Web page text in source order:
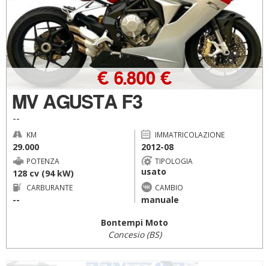
MV AGUSTA F3
--
€ 6.800 €
KM
29.000
IMMATRICOLAZIONE
2012-08
POTENZA
128 cv (94 kW)
TIPOLOGIA
usato
CARBURANTE
--
CAMBIO
manuale
Bontempi Moto
Concesio (BS)